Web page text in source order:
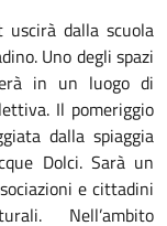
uscirà dalla scuola
Uno degli spazi
in un luogo di
Il pomeriggio
dalla spiaggia
Dolci. Sarà un
e cittadini
Nell’ambito